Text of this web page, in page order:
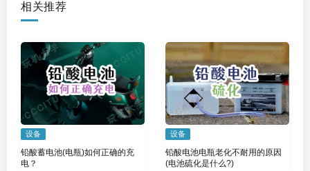
相关推荐
设备
铅酸蓄电池(电瓶)如何正确的充
电？
设备
铅酸电池电瓶老化不耐用的原因
(电池硫化是什么?)